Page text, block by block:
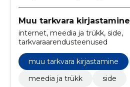
Muu tarkvara kirjastamine
internet, meedia ja trükk, side,
tarkvaraarendusteenused
muu tarkvara kirjastamine
meedia ja trükk
side